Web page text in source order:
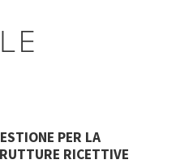
PER LA
RICETTIVE